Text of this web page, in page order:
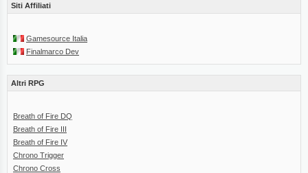
Siti Affiliati
Gamesource Italia
Finalmarco Dev
Altri RPG
Breath of Fire DQ
Breath of Fire III
Breath of Fire IV
Chrono Trigger
Chrono Cross